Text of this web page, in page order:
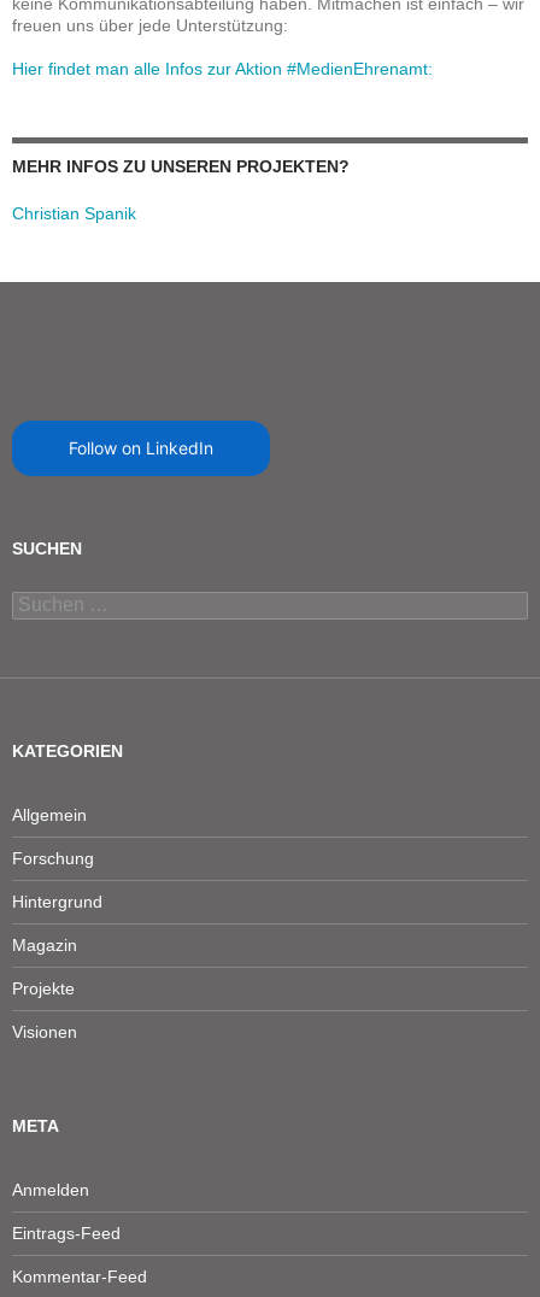
keine Kommunikationsabteilung haben. Mitmachen ist einfach – wir
freuen uns über jede Unterstützung:
Hier findet man alle Infos zur Aktion #MedienEhrenamt:
MEHR INFOS ZU UNSEREN PROJEKTEN?
Christian Spanik
Follow on LinkedIn
SUCHEN
Suchen
nach:
KATEGORIEN
Allgemein
Forschung
Hintergrund
Magazin
Projekte
Visionen
META
Anmelden
Eintrags-Feed
Kommentar-Feed